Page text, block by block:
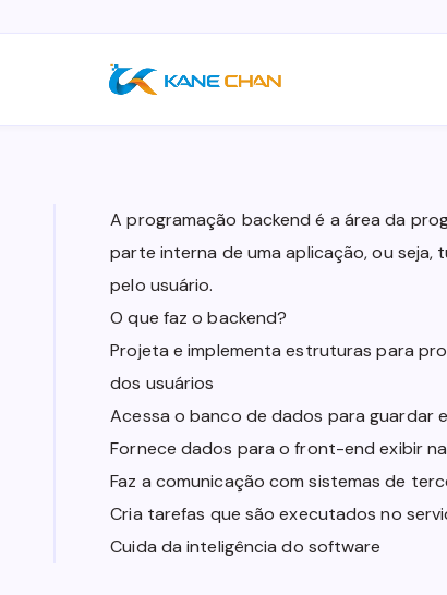
A programação backend é a área da
parte interna de uma aplicação, ou seja,
pelo usuário.
O que faz o backend?
Projeta e implementa estruturas para
dos usuários
Acessa o banco de dados para guardar
Fornece dados para o front-end exibir
Faz a comunicação com sistemas de
Cria tarefas que são executados no
Cuida da inteligência do software